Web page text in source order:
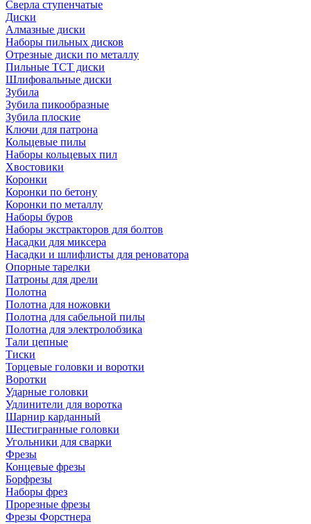
Сверла ступенчатые
Диски
Алмазные диски
Наборы пильных дисков
Отрезные диски по металлу
Пильные TCT диски
Шлифовальные диски
Зубила
Зубила пикообразные
Зубила плоские
Ключи для патрона
Кольцевые пилы
Наборы кольцевых пил
Хвостовики
Коронки
Коронки по бетону
Коронки по металлу
Наборы буров
Наборы экстракторов для болтов
Насадки для миксера
Насадки и шлифлисты для реноватора
Опорные тарелки
Патроны для дрели
Полотна
Полотна для ножовки
Полотна для сабельной пилы
Полотна для электролобзика
Тали цепные
Тиски
Торцевые головки и воротки
Воротки
Ударные головки
Удлинители для воротка
Шарнир карданный
Шестигранные головки
Угольники для сварки
Фрезы
Концевые фрезы
Борфрезы
Наборы фрез
Прорезные фрезы
Фрезы Форстнера